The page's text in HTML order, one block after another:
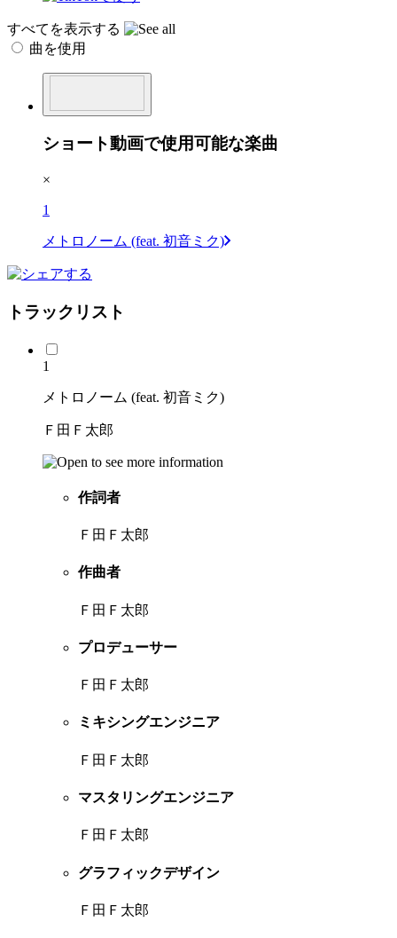
すべてを表示する
曲を使用
ショート動画で使用可能な楽曲
×
1
メトロノーム (feat. 初音ミク)
トラックリスト
1
メトロノーム (feat. 初音ミク)
Ｆ田Ｆ太郎
作詞者
Ｆ田Ｆ太郎
作曲者
Ｆ田Ｆ太郎
プロデューサー
Ｆ田Ｆ太郎
ミキシングエンジニア
Ｆ田Ｆ太郎
マスタリングエンジニア
Ｆ田Ｆ太郎
グラフィックデザイン
Ｆ田Ｆ太郎